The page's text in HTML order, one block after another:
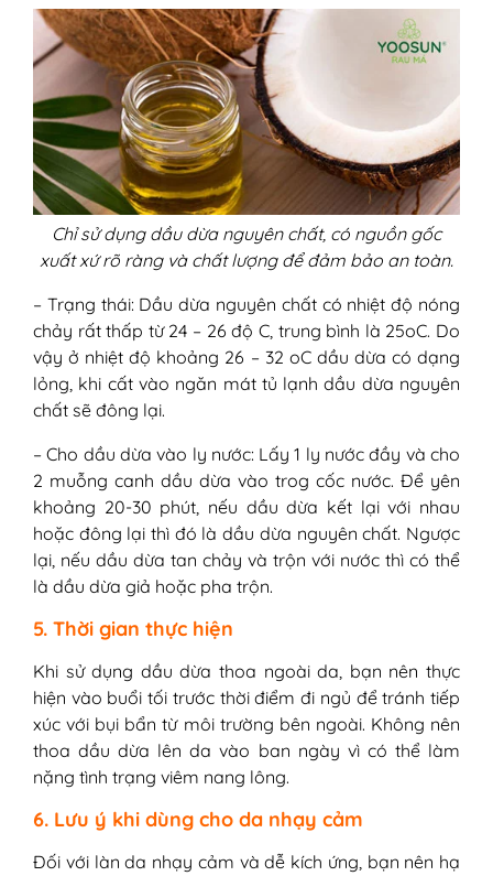
Chỉ sử dụng dầu dừa nguyên chất, có nguồn gốc
xuất xứ rõ ràng và chất lượng để đảm bảo an toàn.
– Trạng thái: Dầu dừa nguyên chất có nhiệt độ nóng
chảy rất thấp từ 24 – 26 độ C, trung bình là 25oC. Do
vậy ở nhiệt độ khoảng 26 – 32 oC dầu dừa có dạng
lỏng, khi cất vào ngăn mát tủ lạnh dầu dừa nguyên
chất sẽ đông lại.
– Cho dầu dừa vào ly nước: Lấy 1 ly nước đầy và cho
2 muỗng canh dầu dừa vào trog cốc nước. Để yên
khoảng 20-30 phút, nếu dầu dừa kết lại với nhau
hoặc đông lại thì đó là dầu dừa nguyên chất. Ngược
lại, nếu dầu dừa tan chảy và trộn với nước thì có thể
là dầu dừa giả hoặc pha trộn.
5. Thời gian thực hiện
Khi sử dụng dầu dừa thoa ngoài da, bạn nên thực
hiện vào buổi tối trước thời điểm đi ngủ để tránh tiếp
xúc với bụi bẩn từ môi trường bên ngoài. Không nên
thoa dầu dừa lên da vào ban ngày vì có thể làm
nặng tình trạng viêm nang lông.
6. Lưu ý khi dùng cho da nhạy cảm
Đối với làn da nhạy cảm và dễ kích ứng, bạn nên hạ